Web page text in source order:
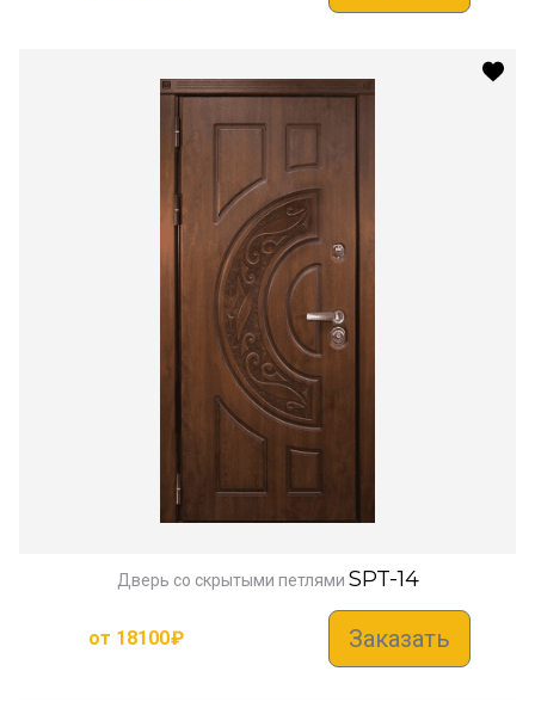
Дверь со скрытыми петлями SPT-14
от 18100₽ Заказать